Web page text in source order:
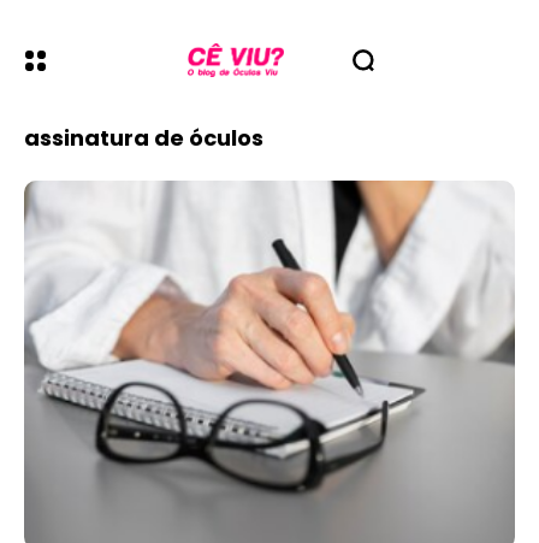
assinatura de óculos